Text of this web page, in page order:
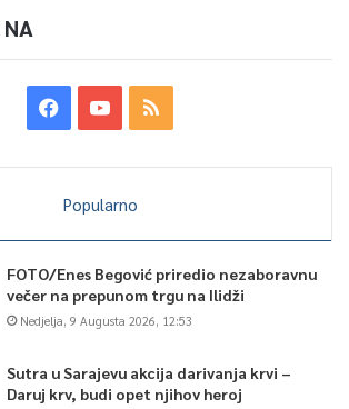
Popularno
FOTO/Enes Begović priredio nezaboravnu
večer na prepunom trgu na Ilidži
Nedjelja, 9 Augusta 2026, 12:53
Sutra u Sarajevu akcija darivanja krvi –
Daruj krv, budi opet njihov heroj